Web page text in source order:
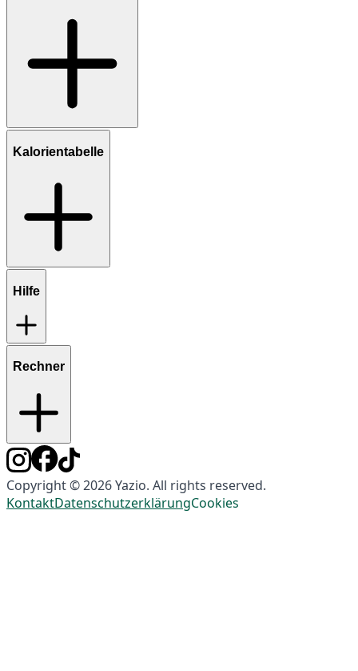
Kalorientabelle
Hilfe
Rechner
Copyright © 2026 Yazio. All rights reserved.
KontaktDatenschutzerklärungCookies